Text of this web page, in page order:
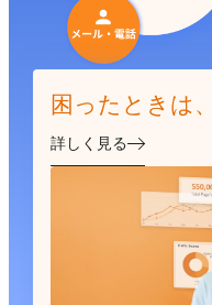
困ったときは
詳しく見る